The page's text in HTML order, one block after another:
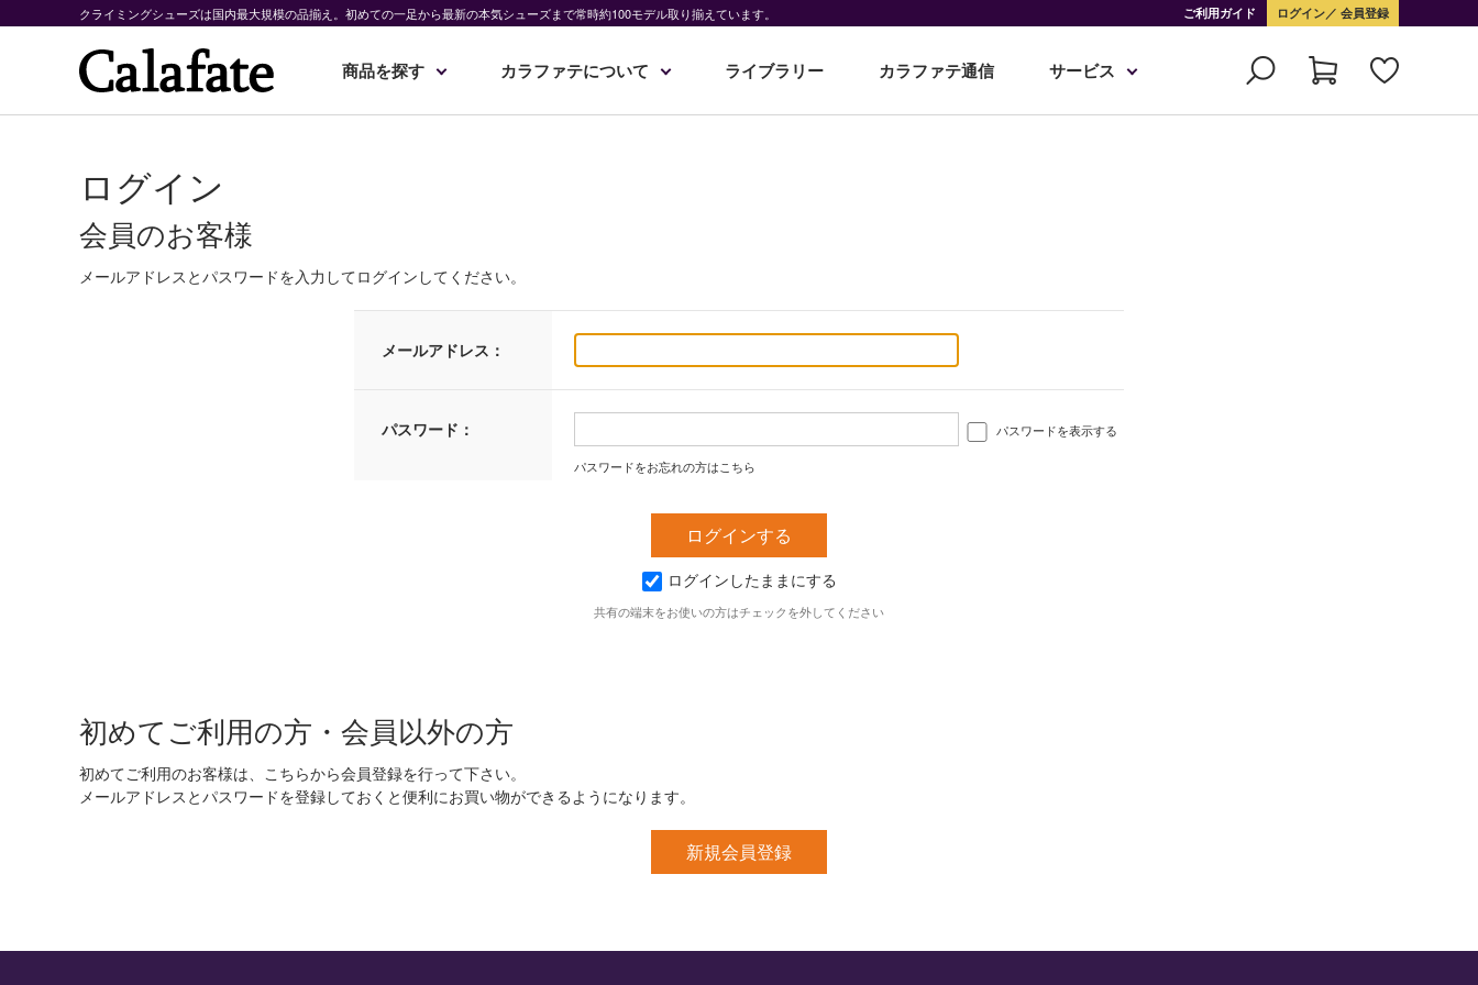
クライミングシューズは国内最大規模の品揃え。初めての一足から最新の本気シューズまで常時約100モデル取り揃えています。 ご利用ガイド ログイン 会員登録
商品を探す カラファテについて ライブラリー カラファテ通信 サービス
ログイン
会員のお客様
メールアドレスとパスワードを入力してログインしてください。
メールアドレス：
パスワード： パスワードを表示する
パスワードをお忘れの方はこちら
ログインしたままにする
共有の端末をお使いの方はチェックを外してください
初めてご利用の方・会員以外の方
初めてご利用のお客様は、こちらから会員登録を行って下さい。
メールアドレスとパスワードを登録しておくと便利にお買い物ができるようになります。